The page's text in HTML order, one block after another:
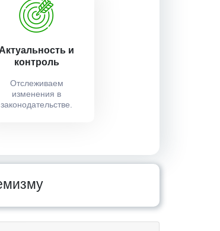
Актуальность и
контроль
Отслеживаем
изменения в
законодательстве.